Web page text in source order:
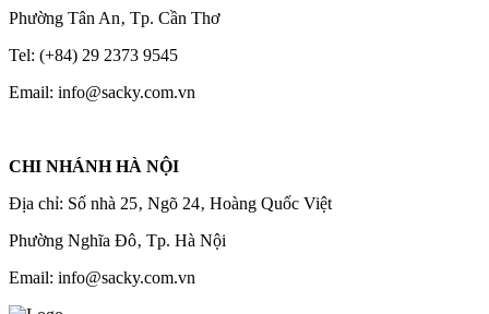
Phường Tân An‚ Tp. Cần Thơ
Tel: (+84) 29 2373 9545
Email: info@sacky.com.vn
CHI NHÁNH HÀ NỘI
Địa chỉ: Số nhà 25‚ Ngõ 24‚ Hoàng Quốc Việt
Phường Nghĩa Đô‚ Tp. Hà Nội
Email: info@sacky.com.vn